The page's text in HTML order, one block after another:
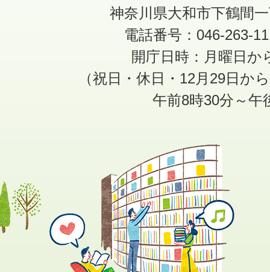
神奈川県大和市下鶴間
電話番号：046-263-
開庁日時：月曜日か
（祝日・休日・12月29日か
午前8時30分～午